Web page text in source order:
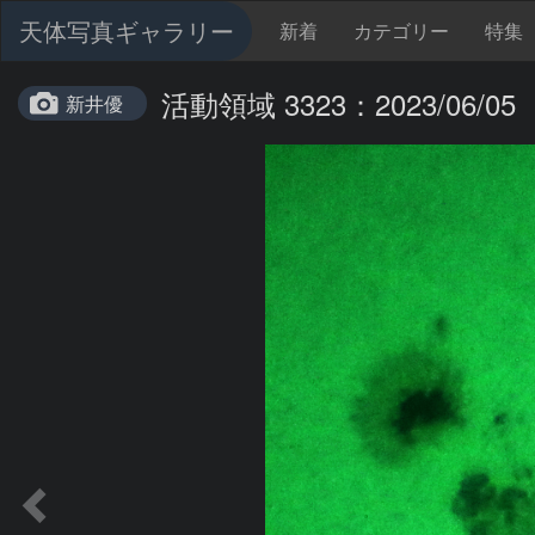
天体写真ギャラリー 新着 カテゴリー 特集
新井優 活動領域 3323：2023/06/05